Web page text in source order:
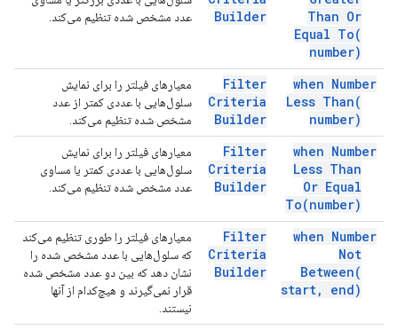
Than Or
Equal To(
number)
Builder
عدد مشخص شده تنظیم می‌کند.
when Number
Less Than(
number)
Filter
Criteria
Builder
معیارهای فیلتر را برای نمایش
سلول‌هایی با عددی کمتر از عدد
مشخص شده تنظیم می‌کند.
when Number
Less Than
Or Equal
To(number)
Filter
Criteria
Builder
معیارهای فیلتر را برای نمایش
سلول‌هایی با عددی کمتر یا مساوی
عدد مشخص شده تنظیم می‌کند.
when Number
Not
Between(
start, end)
Filter
Criteria
Builder
معیارهای فیلتر را طوری تنظیم می‌کند
که سلول‌هایی با عدد مشخص شده را
نشان دهد که بین دو عدد مشخص شده
قرار نمی‌گیرند و هیچ‌کدام از آنها
نیستند.